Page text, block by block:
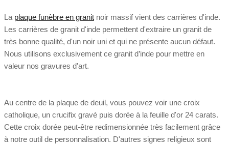
La plaque funèbre en granit noir massif vient des carrières d'inde.
Les carrières de granit d'inde permettent d'extraire un granit de
très bonne qualité, d'un noir uni et qui ne présente aucun défaut.
Nous utilisons exclusivement ce granit d’inde pour mettre en
valeur nos gravures d'art.
Au centre de la plaque de deuil, vous pouvez voir une croix
catholique, un crucifix gravé puis dorée à la feuille d'or 24 carats.
Cette croix dorée peut-être redimensionnée très facilement grâce
à notre outil de personnalisation. D'autres signes religieux sont